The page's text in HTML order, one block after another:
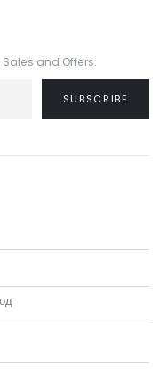
and Offers.